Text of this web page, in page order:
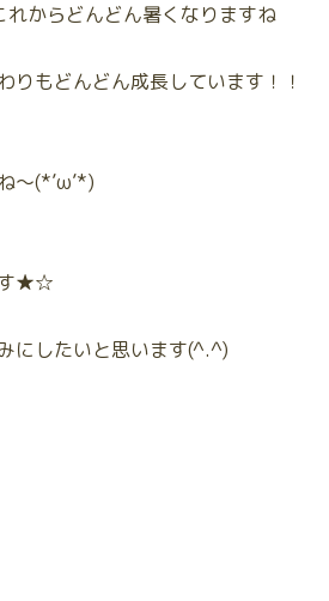
からどんどん暑くなりますね
りもどんどん成長しています！！
～(*’ω’*)
す★☆
にしたいと思います(^.^)